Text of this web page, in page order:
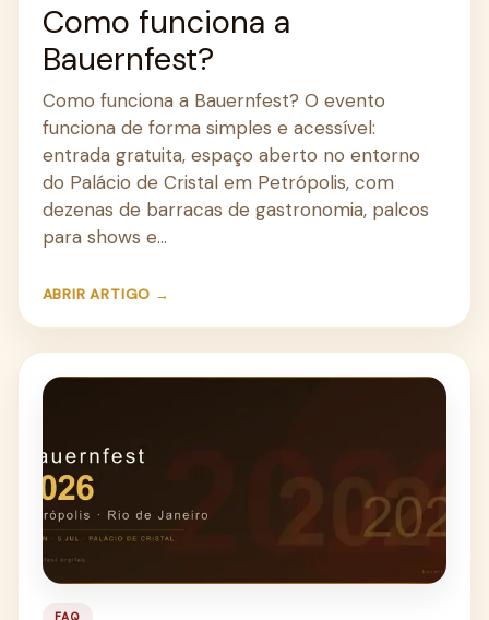
Como funciona a
Bauernfest?
Como funciona a Bauernfest? O evento
funciona de forma simples e acessível:
entrada gratuita, espaço aberto no entorno
do Palácio de Cristal em Petrópolis, com
dezenas de barracas de gastronomia, palcos
para shows e…
ABRIR ARTIGO →
FAQ